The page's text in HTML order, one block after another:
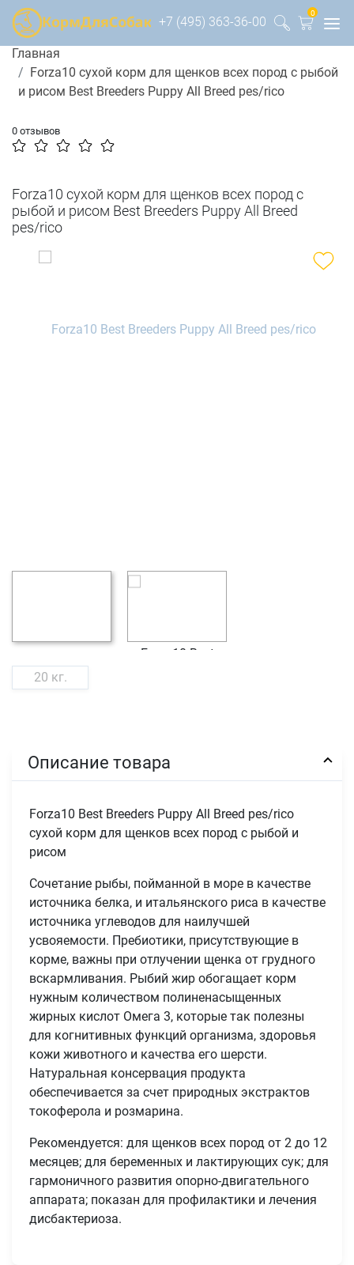
+7 (495) 363-36-00
0
Главная
Forza10 сухой корм для щенков всех пород с рыбой
и рисом Best Breeders Puppy All Breed pes/rico
0 отзывов
Forza10 сухой корм для щенков всех пород с
рыбой и рисом Best Breeders Puppy All Breed
pes/rico
20 кг.
Описание товара
Forza10 Best Breeders Puppy All Breed pes/rico
сухой корм для щенков всех пород с рыбой и
рисом
Сочетание рыбы, пойманной в море в качестве
источника белка, и итальянского риса в качестве
источника углеводов для наилучшей
усвояемости. Пребиотики, присутствующие в
корме, важны при отлучении щенка от грудного
вскармливания. Рыбий жир обогащает корм
нужным количеством полиненасыщенных
жирных кислот Омега 3, которые так полезны
для когнитивных функций организма, здоровья
кожи животного и качества его шерсти.
Натуральная консервация продукта
обеспечивается за счет природных экстрактов
токоферола и розмарина.
Рекомендуется: для щенков всех пород от 2 до 12
месяцев; для беременных и лактирующих сук; для
гармоничного развития опорно-двигательного
аппарата; показан для профилактики и лечения
дисбактериоза.